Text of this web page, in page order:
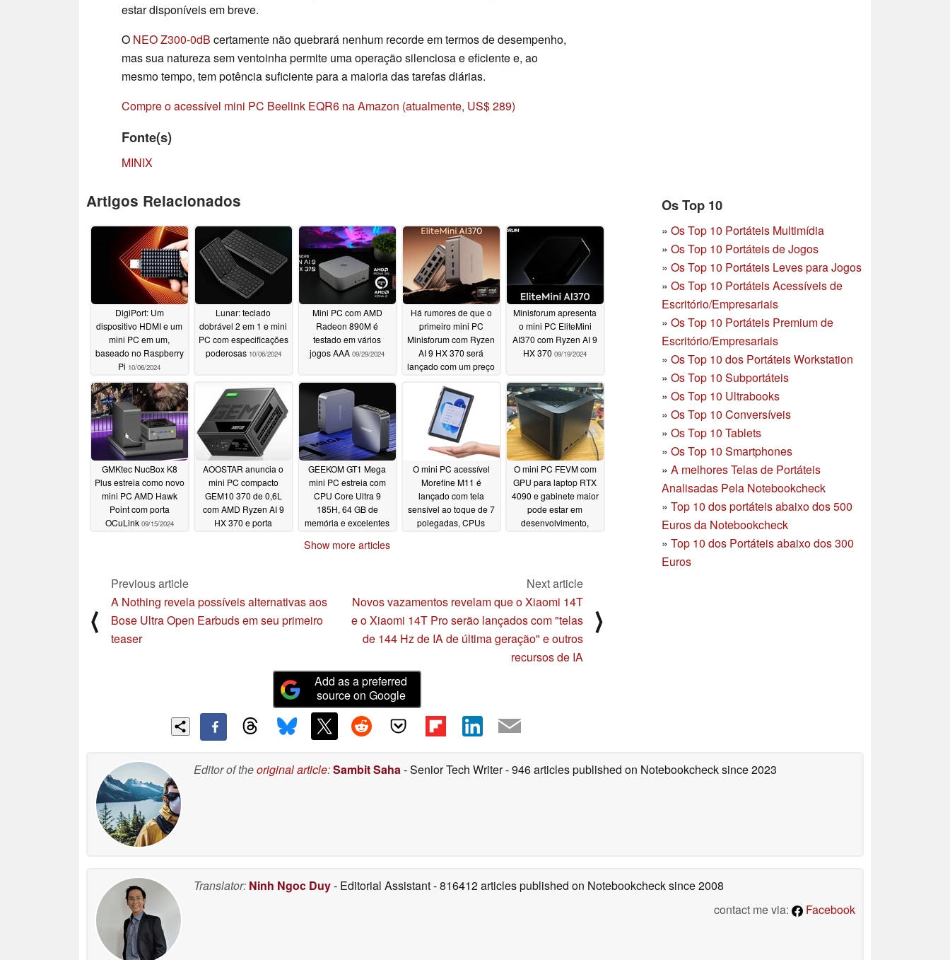
estar disponíveis em breve.
O NEO Z300-0dB certamente não quebrará nenhum recorde em termos de desempenho,
mas sua natureza sem ventoinha permite uma operação silenciosa e eficiente e, ao
mesmo tempo, tem potência suficiente para a maioria das tarefas diárias.
Compre o acessível mini PC Beelink EQR6 na Amazon (atualmente, US$ 289)
Fonte(s)
MINIX
Os Top 10
» Os Top 10 Portáteis Multimídia
» Os Top 10 Portáteis de Jogos
» Os Top 10 Portáteis Leves para Jogos
» Os Top 10 Portáteis Acessíveis de
Escritório/Empresariais
» Os Top 10 Portáteis Premium de
Escritório/Empresariais
» Os Top 10 dos Portáteis Workstation
» Os Top 10 Subportáteis
» Os Top 10 Ultrabooks
» Os Top 10 Conversíveis
» Os Top 10 Tablets
» Os Top 10 Smartphones
» A melhores Telas de Portáteis
Analisadas Pela Notebookcheck
» Top 10 dos portáteis abaixo dos 500
Euros da Notebookcheck
» Top 10 dos Portáteis abaixo dos 300
Euros
Artigos Relacionados
DigiPort: Um
dispositivo HDMI e um
mini PC em um,
baseado no Raspberry
Pi 10/06/2024
Lunar: teclado
dobrável 2 em 1 e mini
PC com especificações
poderosas 10/06/2024
Mini PC com AMD
Radeon 890M é
testado em vários
jogos AAA 09/29/2024
Há rumores de que o
primeiro mini PC
Minisforum com Ryzen
AI 9 HX 370 será
lançado com um preço
Minisforum apresenta
o mini PC EliteMini
AI370 com Ryzen AI 9
HX 370 09/19/2024
GMKtec NucBox K8
Plus estreia como novo
mini PC AMD Hawk
Point com porta
OCuLink 09/15/2024
AOOSTAR anuncia o
mini PC compacto
GEM10 370 de 0,6L
com AMD Ryzen AI 9
HX 370 e porta
GEEKOM GT1 Mega
mini PC estreia com
CPU Core Ultra 9
185H, 64 GB de
memória e excelentes
conectividade,
O mini PC acessível
Morefine M11 é
lançado com tela
sensível ao toque de 7
polegadas, CPUs
O mini PC FEVM com
GPU para laptop RTX
4090 e gabinete maior
pode estar em
desenvolvimento,
Show more articles
⟨
Previous article
A Nothing revela possíveis alternativas aos
Bose Ultra Open Earbuds em seu primeiro
teaser
Next article
Novos vazamentos revelam que o Xiaomi 14T
e o Xiaomi 14T Pro serão lançados com "telas
de 144 Hz de IA de última geração" e outros
recursos de IA
⟩
Add as a preferred
source on Google
Editor of theoriginal article:Sambit Saha- Senior Tech Writer- 946 articles published on Notebookchecksince 2023
Translator: Ninh Ngoc Duy- Editorial Assistant- 816412 articles published on Notebookchecksince 2008
contact me via:
Facebook